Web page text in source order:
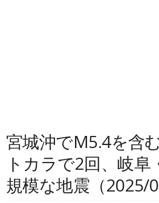
宮城沖でM5.4を含
トカラで2回、岐
規模な地震（2025/